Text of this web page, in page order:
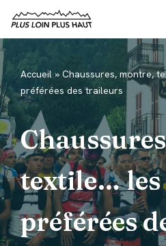
Aller
contenu
Accueil » Chaussures, montre,
préférées des traileurs
textile… les
préférées